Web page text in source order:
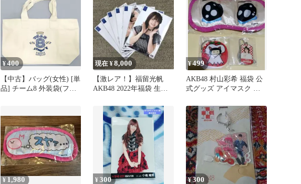
¥400
【中古】バッグ(女性) [単
品] チーム8 外装袋(ファ
2017年 15000円福袋」 同
梱品
現在 ¥8,000
【激レア！】福留光帆
AKB48 2022年福袋 生写
¥499
AKB48 村山彩希 福袋 公
式グッズ アイマスク キ
¥ 1,980 ¥300 ¥300